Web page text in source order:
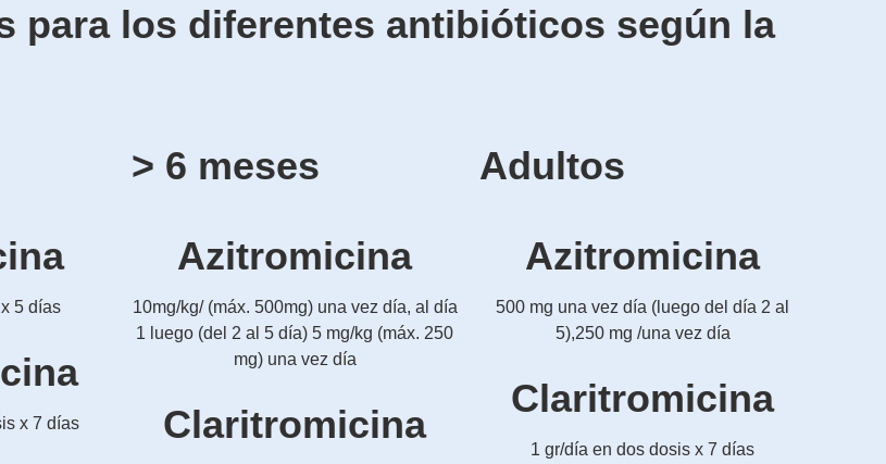
para los diferentes antibióticos según la
5 días
x 7 días
> 6 meses
Azitromicina
10mg/kg/ (máx. 500mg) una vez día, al día
1 luego (del 2 al 5 día) 5 mg/kg (máx. 250
mg) una vez día
Claritromicina
Adultos
Azitromicina
500 mg una vez día (luego del día 2 al
5),250 mg /una vez día
Claritromicina
1 gr/día en dos dosis x 7 días